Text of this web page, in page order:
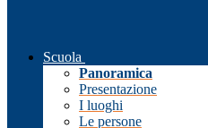
Scuola
Panoramica
Presentazione
I luoghi
Le persone